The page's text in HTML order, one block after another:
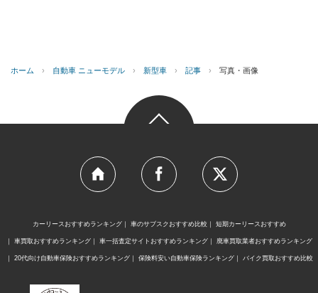
ホーム › 自動車 ニューモデル › 新型車 › 記事 › 写真・画像
カーリースおすすめランキング 車のサブスクおすすめ比較 短期カーリースおすすめ
車買取おすすめランキング 車一括査定サイトおすすめランキング 廃車買取業者おすすめランキング
20代向け自動車保険おすすめランキング 保険料安い自動車保険ランキング バイク買取おすすめ比較